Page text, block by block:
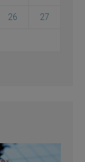
26 27